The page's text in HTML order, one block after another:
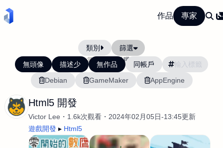
作品 專家
類別 篩選
當前排序: 活躍度
無頭像 描述少 無作品
同帳戶
Debian
GameMaker AppEngine
Html5 開發
Victor Lee 1.6k次觀看
2024年02月05日-13:45更新
遊戲開發
Html5